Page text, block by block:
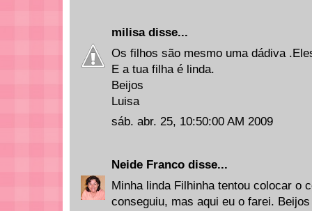
milisadisse...
Os filhos são mesmo uma dádiva
E a tua filha é linda.
Beijos
Luisa
sáb. abr. 25, 10:50:00 AM 2009
Neide Franco disse...
Minha linda Filhinha tentou colocar o
conseguiu, mas aqui eu o farei.